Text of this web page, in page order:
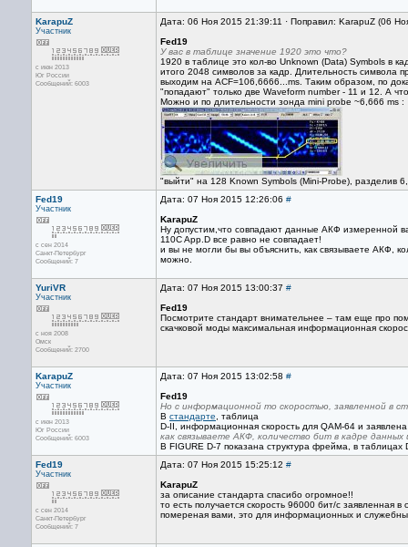
KarapuZ
Участник
с июн 2013
Юг России
Сообщений: 6003
Дата: 06 Ноя 2015 21:39:11 · Поправил: KarapuZ (06
Fed19
У вас в таблице значение 1920 это что?
1920 в таблице это кол-во Unknown (Data) Symbols в
итого 2048 символов за кадр. Длительность
выходим на ACF=106,6666...ms. Таким образом, по
"попадают" только две Waveform number - 11 и 12. А
Можно и по длительности зонда mini probe ~6,666 ms :
"выйти" на 128 Known Symbols (Mini-Probe), разделив
Fed19
Участник
с сен 2014
Санкт-Петербург
Сообщений: 7
Дата: 07 Ноя 2015 12:26:06 #
KarapuZ
Ну допустим,что совпадают данные АКФ измеренной
110C App.D все равно не совпадает!
и вы не могли бы вы объяснить, как связываете АКФ,
можно.
YuriVR
Участник
с ноя 2008
Омск
Сообщений: 2700
Дата: 07 Ноя 2015 13:00:37 #
Fed19
Посмотрите стандарт внимательнее – там еще про
скачковой моды максимальная информационная
KarapuZ
Участник
с июн 2013
Юг России
Сообщений: 6003
Дата: 07 Ноя 2015 13:02:58 #
Fed19
Но с информационной то скоростью, заявленной в
В стандарте , таблица
D-II, информационная скорость для QAM-64 и
как связываете АКФ, количество бит в кадре данных
В FIGURE D-7 показана структура фрейма, в таблицах
Fed19
Участник
с сен 2014
Санкт-Петербург
Сообщений: 7
Дата: 07 Ноя 2015 15:25:12 #
KarapuZ
за описание стандарта спасибо огромное!!
то есть получается скорость 96000 бит/с
помереная вами, это для информационных и